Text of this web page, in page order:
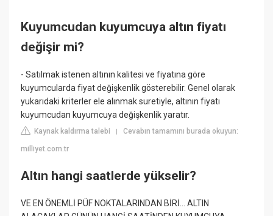
Kuyumcudan kuyumcuya altın fiyatı
değişir mi?
- Satılmak istenen altının kalitesi ve fiyatına göre
kuyumcularda fiyat değişkenlik gösterebilir. Genel olarak
yukarıdaki kriterler ele alınmak suretiyle, altının fiyatı
kuyumcudan kuyumcuya değişkenlik yaratır.
Kaynak kaldırma talebi |Cevabın tamamını burada okuyun:
milliyet.com.tr
Altın hangi saatlerde yükselir?
VE EN ÖNEMLİ PÜF NOKTALARINDAN BİRİ... ALTIN